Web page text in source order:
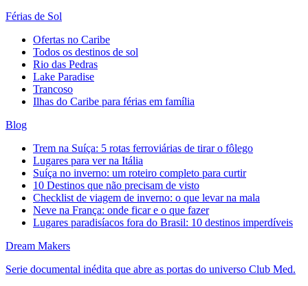
Férias de Sol
Ofertas no Caribe
Todos os destinos de sol
Rio das Pedras
Lake Paradise
Trancoso
Ilhas do Caribe para férias em família
Blog
Trem na Suíça: 5 rotas ferroviárias de tirar o fôlego
Lugares para ver na Itália
Suíça no inverno: um roteiro completo para curtir
10 Destinos que não precisam de visto
Checklist de viagem de inverno: o que levar na mala
Neve na França: onde ficar e o que fazer
Lugares paradisíacos fora do Brasil: 10 destinos imperdíveis
Dream Makers
Serie documental inédita que abre as portas do universo Club Med.